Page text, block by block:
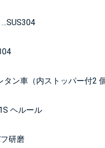
ン車（内ストッパー付2 個
ヘルール
研磨